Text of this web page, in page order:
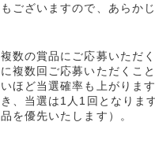
もございますので、あらか
複数の賞品にご応募いただ
に複数回ご応募いただくこ
いほど当選確率も上がりま
き、当選は1人1回となりま
品を優先いたします）。